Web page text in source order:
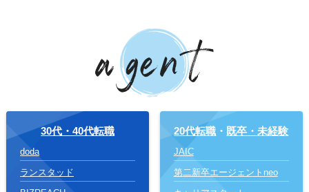
30代・40代転職
doda
ランスタッド
20代転職 ・ 既卒・未経験
JAIC
第二新卒エージェントneo